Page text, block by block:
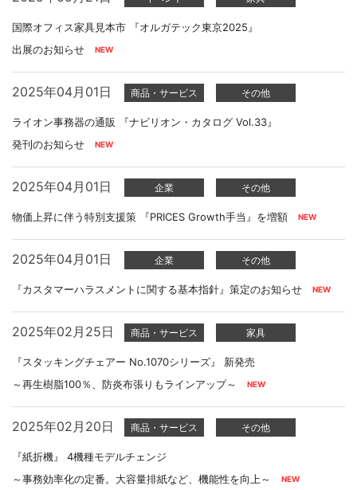
国際オフィス家具見本市 『オルガテック東京2025』
出展のお知らせ
2025年04月01日 商品・サービス その他
ライオン事務器の通販 『ナビリオン・カタログ Vol.33』
発刊のお知らせ
2025年04月01日 企業 その他
物価上昇に伴う特別支援策 『PRICES Growth手当』を増額
2025年04月01日 企業 その他
『カスタマーハラスメントに関する基本指針』策定のお知らせ
2025年02月25日 商品・サービス 家具
『スタッキングチェアー No.1070シリーズ』 新発売
～再生樹脂100％、防炎布張りもラインアップ～
2025年02月20日 商品・サービス その他
『紙折機』 4機種モデルチェンジ
～事務効率化の定番。大容量排紙など、機能性を向上～